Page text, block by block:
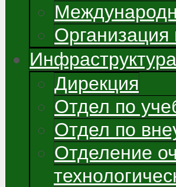
Организация
Инфраструктура
Дирекция
Отдел по
Отдел по
Отделение